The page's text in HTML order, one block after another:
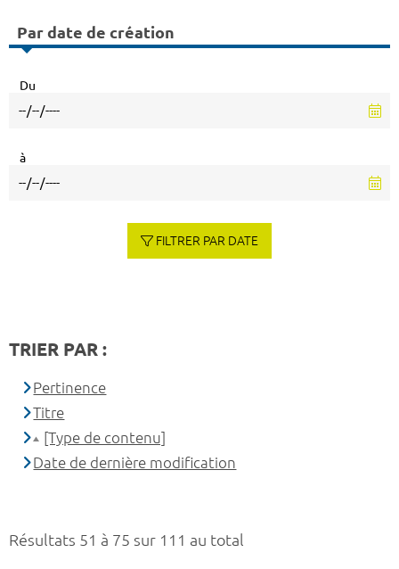
Résultats 51 à 75 sur 111 au total
Par date de création
Du
à
FILTRER PAR DATE
TRIER PAR :
Pertinence
Titre
[Type de contenu]
Date de dernière modification